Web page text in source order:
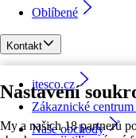
Nastavení
My a našich 18 partnerů
Oblíbené
Kontakt
itesco.cz
Zákaznické
Naše obchody